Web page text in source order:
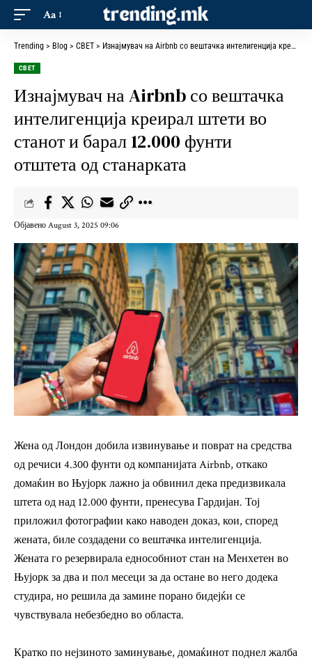
Aa
Trending > Blog > СВЕТ > Изнајмувач на Airbnb со вештачка интелигенција креирал штети во станот и барал 12.000 фунти отштета од станарката
СВЕТ
Изнајмувач на Airbnb со вештачка
интелигенција креирал штети во
станот и барал 12.000 фунти
отштета од станарката
Објавено August 3, 2025 09:06
Жена од Лондон добила извинување и поврат на средства
од речиси 4.300 фунти од компанијата Airbnb, откако
домаќин во Њујорк лажно ја обвинил дека предизвикала
штета од над 12.000 фунти, пренесуваГардијан. Тој
приложил фотографии како наводен доказ, кои, според
жената, биле создадени со вештачка интелигенција.
Жената го резервирала еднособниот стан на Менхетен во
Њујорк за два и пол месеци за да остане во него додека
студира, но решила да замине порано бидејќи се
чувствувала небезбедно во областа.
Кратко по нејзиното заминување, домаќинот поднел жалба